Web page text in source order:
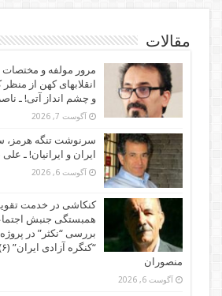
مقالات
مرور مولفه و
انقلابهای کهن از
و چشم انداز آتی! ـ
آگوست 7, 2026
سرنوشت تنگه
ایران و ایرانیان! ـ
آگوست 6, 2026
کنکاشی در خدمت
همبستگی جنبش
بررسی “نکثر” در
منصوران
آگوست 6, 2026